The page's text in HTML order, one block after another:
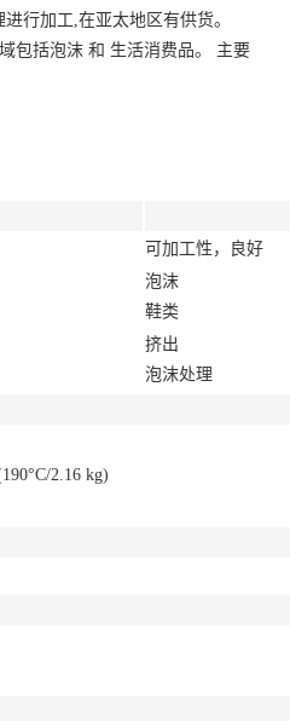
行加工,在亚太地区有供货。
包括泡沫 和 生活消费品。 主要
可加工性，良好
泡沫
鞋类
挤出
泡沫处理
2.16 kg)